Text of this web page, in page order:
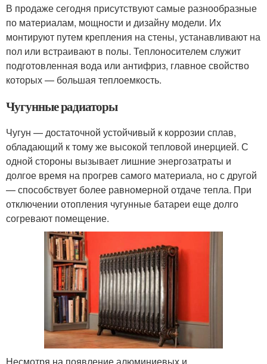
В продаже сегодня присутствуют самые разнообразные
по материалам, мощности и дизайну модели. Их
монтируют путем крепления на стены, устанавливают на
пол или встраивают в полы. Теплоносителем служит
подготовленная вода или антифриз, главное свойство
которых — большая теплоемкость.
Чугунные радиаторы
Чугун — достаточной устойчивый к коррозии сплав,
обладающий к тому же высокой тепловой инерцией. С
одной стороны вызывает лишние энергозатраты и
долгое время на прогрев самого материала, но с другой
— способствует более равномерной отдаче тепла. При
отключении отопления чугунные батареи еще долго
согревают помещение.
Несмотря на появление алюминиевых и